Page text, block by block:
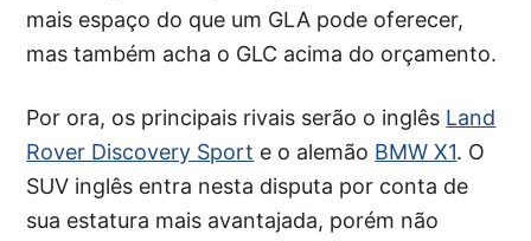
mais espaço do que um GLA pode oferecer,
mas também acha o GLC acima do orçamento.
Por ora, os principais rivais serão o inglês Land
Rover Discovery Sport e o alemão BMW X1. O
SUV inglês entra nesta disputa por conta de
sua estatura mais avantajada, porém não